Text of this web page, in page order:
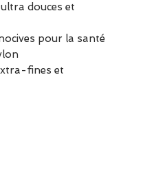
douces et
pour la santé
fines et